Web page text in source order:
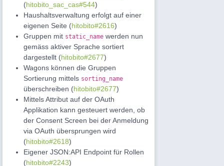
(hitobito_sac_cas#544)
Haushaltsverwaltung erfolgt auf einer
eigenen Seite (hitobito#2616)
Gruppen mit static_name werden nun
gemäss aktiver Sprache sortiert
dargestellt (hitobito#2677)
Wagons können die Gruppen
Sortierung mittels sorting_name
überschreiben (hitobito#2677)
Mittels Attribut auf der OAuth
Applikation kann gesteuert werden, ob
der Consent Screen bei der Anmeldung
via OAuth übersprungen wird
(hitobito#2618)
Eigener JSON:API Endpoint für Rollen
(hitobito#2243)